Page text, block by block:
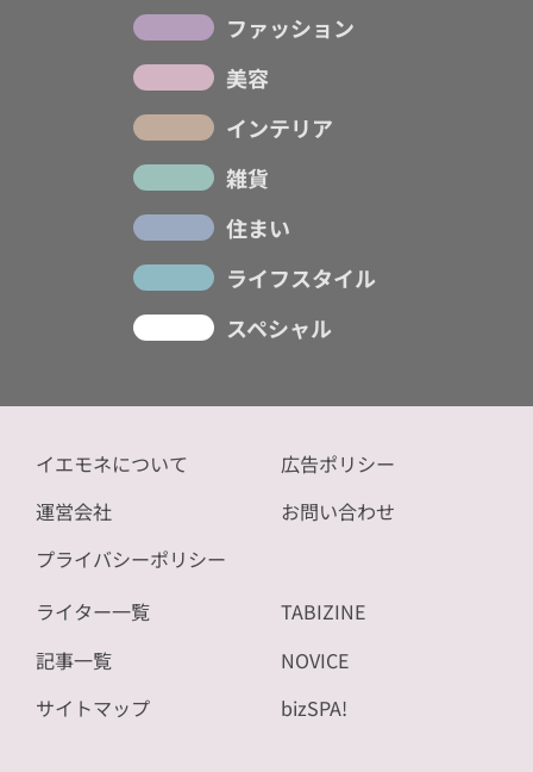
ファッション
美容
インテリア
雑貨
住まい
ライフスタイル
スペシャル
イエモネについて
運営会社
プライバシーポリシー
広告ポリシー
お問い合わせ
ライター一覧
記事一覧
サイトマップ
TABIZINE
NOVICE
bizSPA!